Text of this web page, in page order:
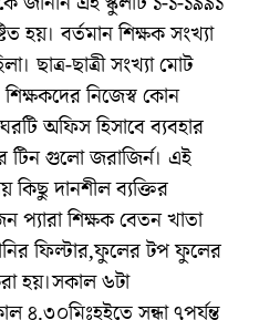
হয়। বর্তমান শিক্ষক সংখ্যা
ছাত্রী সংখ্যা মোট
নিজেস্ব কোন
অফিস হিসাবে ব্যবহার
টিন গুলো জরাজির্ন। এই
কিছু দানশীল ব্যক্তির
প্যারা শিক্ষক বেতন খাতা
ফিল্টার,ফুলের টপ ফুলের
হয়।সকাল ৬টা
৪.৩০মিঃহইতে সন্ধা ৭পর্যন্ত